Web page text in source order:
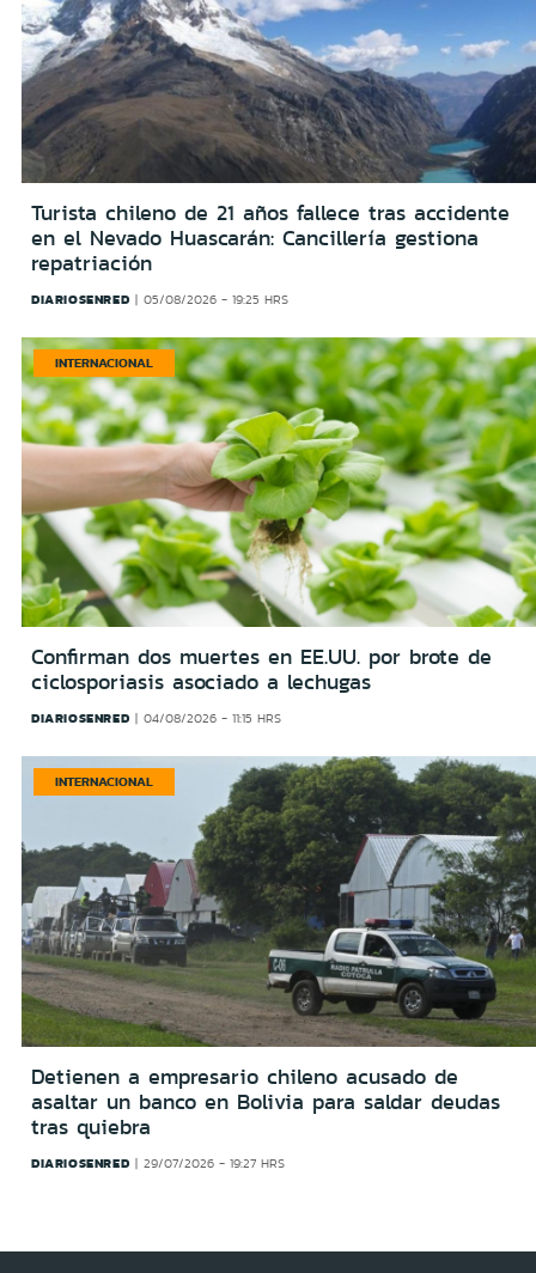
Turista chileno de 21 años fallece tras accidente
en el Nevado Huascarán: Cancillería gestiona
repatriación
DIARIOSENRED 05/08/2026 - 19:25 HRS
INTERNACIONAL
Confirman dos muertes en EE.UU. por brote de
ciclosporiasis asociado a lechugas
DIARIOSENRED 04/08/2026 - 11:15 HRS
INTERNACIONAL
Detienen a empresario chileno acusado de
asaltar un banco en Bolivia para saldar deudas
tras quiebra
DIARIOSENRED 29/07/2026 - 19:27 HRS